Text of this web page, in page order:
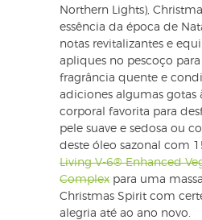
Northern Lights),
essência da época de
notas revitalizantes e
apliques no pescoço
fragrância quente e
adiciones algumas gotas
corporal favorita para
pele suave e sedosa ou
deste óleo sazonal com
Living V-6® Enhanced
Complex para uma
Christmas Spirit com
alegria até ao ano novo.